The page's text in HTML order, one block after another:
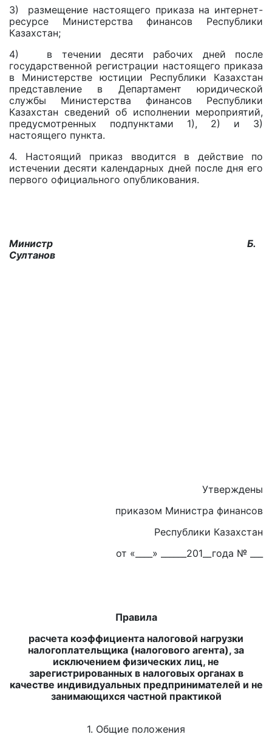
3) размещение настоящего приказа на интернет-
ресурсе Министерства финансов Республики
Казахстан;
4) в течении десяти рабочих дней после
государственной регистрации настоящего приказа
в Министерстве юстиции Республики Казахстан
представление в Департамент юридической
службы Министерства финансов Республики
Казахстан сведений об исполнении мероприятий,
предусмотренных подпунктами 1), 2) и 3)
настоящего пункта.
4. Настоящий приказ вводится в действие по
истечении десяти календарных дней после дня его
первого официального опубликования.
Министр Б.
Султанов
Утверждены
приказом Министра финансов
Республики Казахстан
от «____» ______201__года № ___
Правила
расчета коэффициента налоговой нагрузки
налогоплательщика (налогового агента), за
исключением физических лиц, не
зарегистрированных в налоговых органах в
качестве индивидуальных предпринимателей и не
занимающихся частной практикой
1. Общие положения